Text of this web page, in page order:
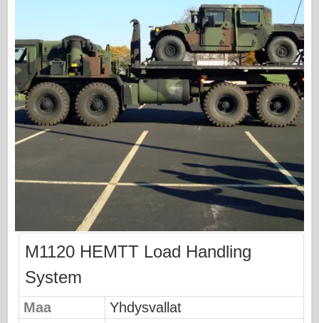
Osprey-mallinnus
Osprey-julkaisu
Laivueen signaali
Tankpower
Kuorma-autot & säiliöt
Waffen-Arsenal
Wydawnictwo Militaria
Maquettes
Academy
Airfix-korjaus
M1120 HEMTT Load Handling
System
Maa
Yhdysvallat